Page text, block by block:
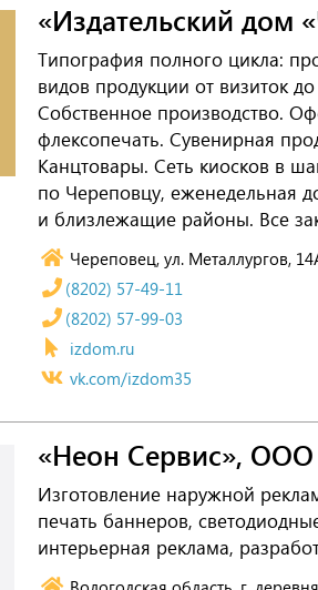
«Издательский дом
Типография полного цикла:
видов продукции от визиток до
Собственное производство.
флексопечать. Сувенирная
Канцтовары. Сеть киосков в
по Череповцу, еженедельная
и близлежащие районы. Все
Череповец, ул. Металлургов,
(8202) 57-49-11
(8202) 57-99-03
izdom.ru
vk.com/izdom35
«Неон Сервис», ООО
Изготовление наружной
печать баннеров,
интерьерная реклама,